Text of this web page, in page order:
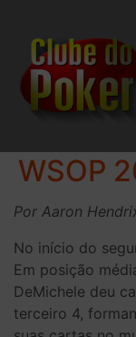
WSOP
Por Aaron
No início do
Em posição
DeMichele deu
terceiro 4,